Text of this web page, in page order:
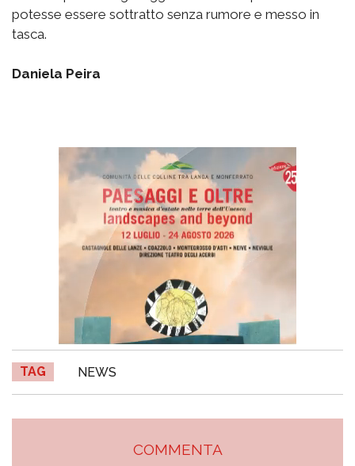
potesse essere sottratto senza rumore e messo in
tasca.
Daniela Peira
TAG NEWS
COMMENTA